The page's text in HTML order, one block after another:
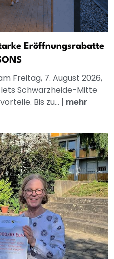
Eröffnungsrabatte
Freitag, 7. August 2026,
Schwarzheide-Mitte
Bis zu... | mehr